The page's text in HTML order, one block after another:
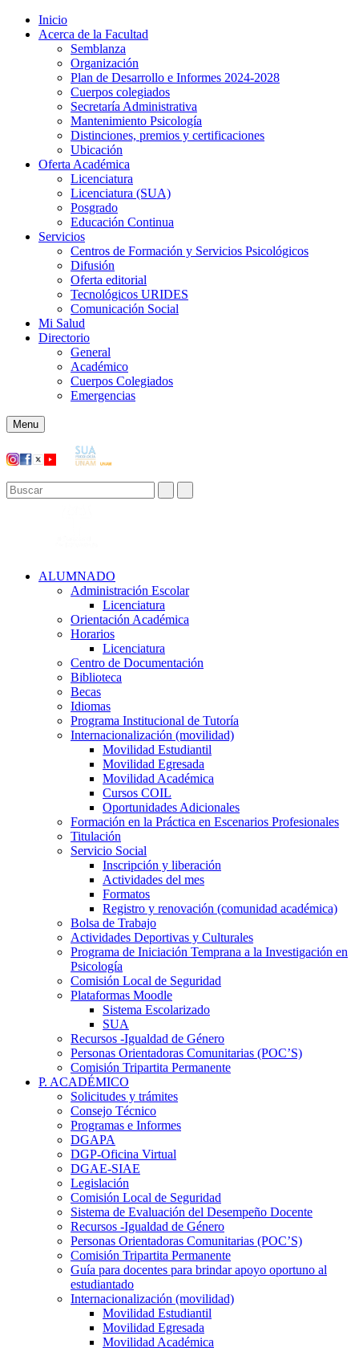
Inicio
Acerca de la Facultad
Semblanza
Organización
Plan de Desarrollo e Informes 2024-2028
Cuerpos colegiados
Secretaría Administrativa
Mantenimiento Psicología
Distinciones, premios y certificaciones
Ubicación
Oferta Académica
Licenciatura
Licenciatura (SUA)
Posgrado
Educación Continua
Servicios
Centros de Formación y Servicios Psicológicos
Difusión
Oferta editorial
Tecnológicos URIDES
Comunicación Social
Mi Salud
Directorio
General
Académico
Cuerpos Colegiados
Emergencias
Menu
ALUMNADO
Administración Escolar
Licenciatura
Orientación Académica​
Horarios
Licenciatura
Centro de Documentación
Biblioteca
Becas
Idiomas
Programa Institucional de Tutoría
Internacionalización (movilidad)
Movilidad Estudiantil
Movilidad Egresada
Movilidad Académica
Cursos COIL
Oportunidades Adicionales
Formación en la Práctica en Escenarios Profesionales
Titulación
Servicio Social
Inscripción y liberación
Actividades del mes
Formatos
Registro y renovación (comunidad académica)
Bolsa de Trabajo
Actividades Deportivas y Culturales
Programa de Iniciación Temprana a la Investigación en
Psicología
Comisión Local de Seguridad
Plataformas Moodle
Sistema Escolarizado
SUA
Recursos -Igualdad de Género
Personas Orientadoras Comunitarias (POC’S)
Comisión Tripartita Permanente
P. ACADÉMICO
Solicitudes y trámites
Consejo Técnico
Programas e Informes
DGAPA
DGP-Oficina Virtual
DGAE-SIAE
Legislación
Comisión Local de Seguridad
Sistema de Evaluación del Desempeño Docente
Recursos -Igualdad de Género
Personas Orientadoras Comunitarias (POC’S)
Comisión Tripartita Permanente
Guía para docentes para brindar apoyo oportuno al
estudiantado
Internacionalización (movilidad)
Movilidad Estudiantil
Movilidad Egresada
Movilidad Académica